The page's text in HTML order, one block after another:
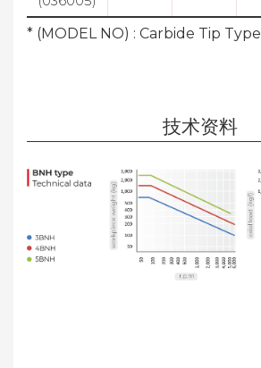
* (MODEL NO) : Carbide Tip Type
技术资料